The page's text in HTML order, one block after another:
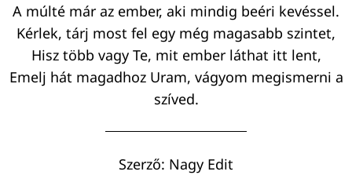
A múlté már az ember, aki mindig beéri kevéssel.
Kérlek, tárj most fel egy még magasabb szintet,
Hisz több vagy Te, mit ember láthat itt lent,
Emelj hát magadhoz Uram, vágyom megismerni a
szíved.
Szerző: Nagy Edit